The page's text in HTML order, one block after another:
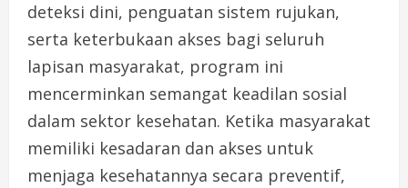
deteksi dini, penguatan sistem rujukan,
serta keterbukaan akses bagi seluruh
lapisan masyarakat, program ini
mencerminkan semangat keadilan sosial
dalam sektor kesehatan. Ketika masyarakat
memiliki kesadaran dan akses untuk
menjaga kesehatannya secara preventif,